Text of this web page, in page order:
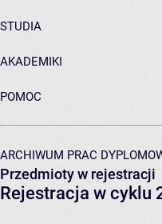
STUDIA
AKADEMIKI
POMOC
ARCHIWUM PRAC
Przedmioty w rejestracji
Rejestracja w cyklu